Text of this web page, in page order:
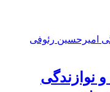
نوازندگی